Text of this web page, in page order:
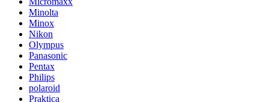
Minolta
Minox
Nikon
Olympus
Panasonic
Pentax
Philips
polaroid
Praktica